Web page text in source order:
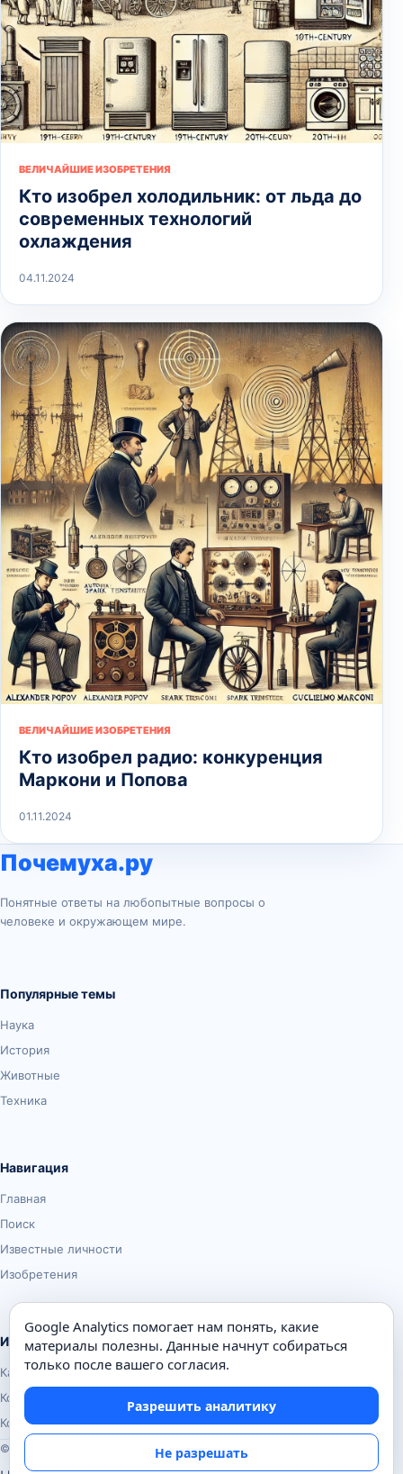
ВЕЛИЧАЙШИЕ ИЗОБРЕТЕНИЯ
Кто изобрел холодильник: от льда до
современных технологий
охлаждения
04.11.2024
ВЕЛИЧАЙШИЕ ИЗОБРЕТЕНИЯ
Кто изобрел радио: конкуренция
Маркони и Попова
01.11.2024
Почемуха.ру
Понятные ответы на любопытные вопросы о
человеке и окружающем мире.
Популярные темы
Наука
История
Животные
Техника
Навигация
Главная
Поиск
Известные личности
Изобретения
Информация
Карта сайта
Контакты
Конфиденциальность
© Почемуха.ру, 2010–2026
Google Analytics помогает нам понять, какие
материалы полезны. Данные начнут собираться
только после вашего согласия.
Разрешить аналитику
Не разрешать